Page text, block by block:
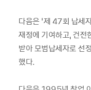
다음은 ‘제 47회 납세
재정에 기여하고, 건전
받아 모범납세자로 선
했다.